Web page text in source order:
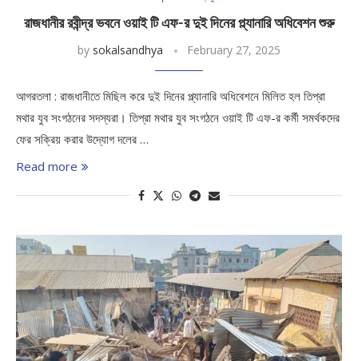
রাজধানীর রবীন্দ্র ভবনে ওয়াই টি এফ-র দুই দিনের প্ল্যানারি অধিবেশন শুরু
by sokalsandhya February 27, 2025
আগরতলা : রাজধানীতে মিছিল করে দুই দিনের প্ল্যানারি অধিবেশনে মিলিত হল তিপ্রা
মথার যুব সংগঠনের সদস্যরা। তিপ্রা মথার যুব সংগঠনে ওয়াই টি এফ-র কর্মী সমর্থকদের
ফের সক্রিয় করার উদ্যোগ দলের …
Read more